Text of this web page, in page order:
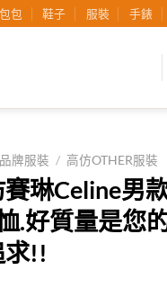
包包 鞋子 服裝 手錶
牌服裝 / 高仿OTHER服裝
琳Celine男
.好質量是您
求!!